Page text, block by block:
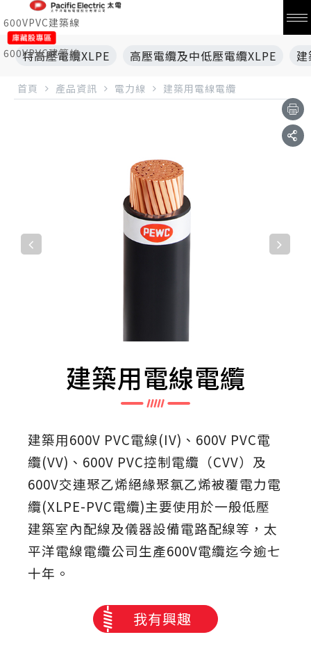
600VPVC建築線
600VPVC建築線
特高壓電纜XLPE 高壓電纜及中低壓電纜XLPE
首頁 產品資訊 電力線 建築用電線電纜
建築用電線電纜
建築用600V PVC電線(IV)、600V PVC電
纜(VV)、600V PVC控制電纜（CVV）及
600V交連聚乙烯絕緣聚氯乙烯被覆電力電
纜(XLPE-PVC電纜)主要使用於一般低壓
建築室內配線及儀器設備電路配線等，太
平洋電線電纜公司生產600V電纜迄今逾七
十年。
我有興趣